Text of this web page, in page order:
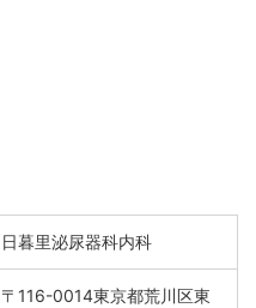
日暮里泌尿器科内科
〒116-0014東京都荒川区東